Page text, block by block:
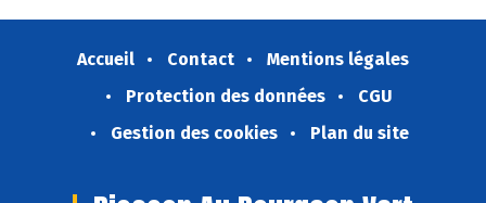
Accueil Contact
Mentions légales
Protection des données
CGU
Gestion des cookies
Plan du site